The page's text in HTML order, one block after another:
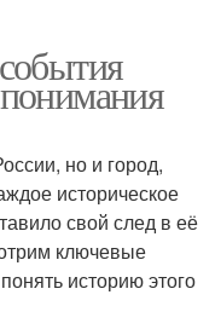
но и город,
историческое
свой след в её
ключевые
историю этого